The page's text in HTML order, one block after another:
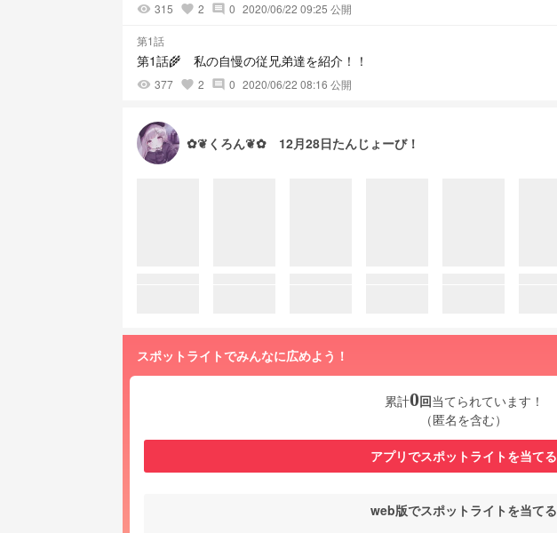
visibility 315 favorite 2 comment 0 2020/06/22 09:25 公開
第1話
第1話🌾 私の自慢の従兄弟達を紹介！！
visibility 377 favorite 2 comment 0 2020/06/22 08:16 公開
✿❦くろん❦✿ 12月28日たんじょーび！
スポットライトでみんなに広めよう！
累計0回当てられています！
（匿名を含む）
アプリでスポットライトを当てる
web版でスポットライトを当てる